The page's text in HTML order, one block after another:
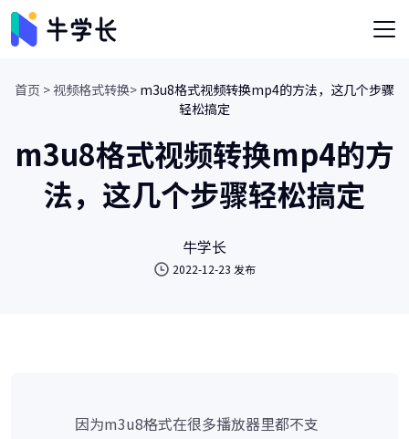
首页 >视频格式转换> m3u8格式视频转换mp4的方法，这几个步骤
轻松搞定
m3u8格式视频转换mp4的方
法，这几个步骤轻松搞定
牛学长
2022-12-23 发布
因为m3u8格式在很多播放器里都不支